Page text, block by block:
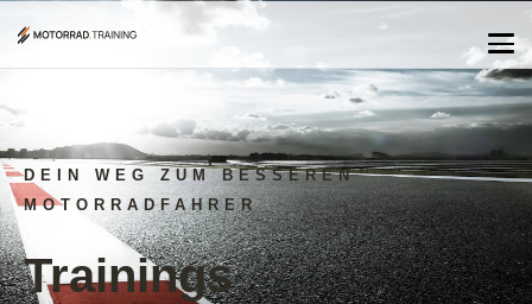
DEIN WEG ZUM BESSEREN
MOTORRADFAHRER
Trainings